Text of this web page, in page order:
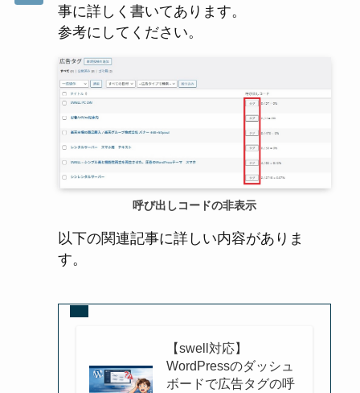
事に詳しく書いてあります。
参考にしてください。
呼び出しコードの非表示
以下の関連記事に詳しい内容がありま
す。
【swell対応】
WordPressのダッシュ
ボードで広告タグの呼